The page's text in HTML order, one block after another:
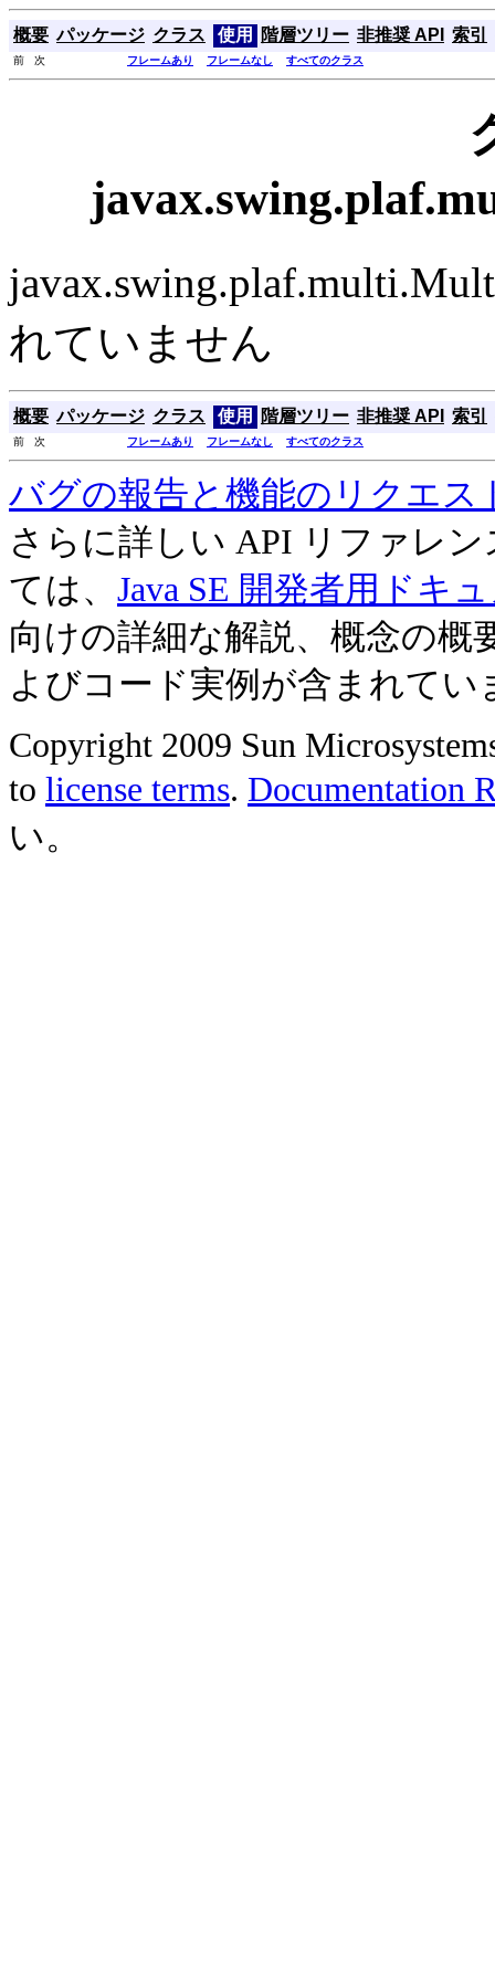
概要 パッケージ クラス 使用 階層ツリー 非推奨 API 索引
前 次 フレームあり フレームなし すべてのクラス
れていません
概要 パッケージ クラス 使用 階層ツリー 非推奨 API 索引
前 次 フレームあり フレームなし すべてのクラス
バグの報告と機能のリクエス
さらに詳しい API リファレ
ては、 Java SE 開発者用ドキ
向けの詳細な解説、概念の概
よびコード実例が含まれてい
Copyright 2009 Sun
to license terms. Documentation
い。